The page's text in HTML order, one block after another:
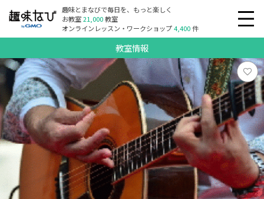
趣味とまなびで毎日を、もっと楽しく
お教室21,000教室
オンラインレッスン・ワークショップ4,400件
教室情報